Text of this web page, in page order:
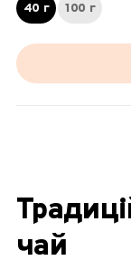
40 г 100 г
чай